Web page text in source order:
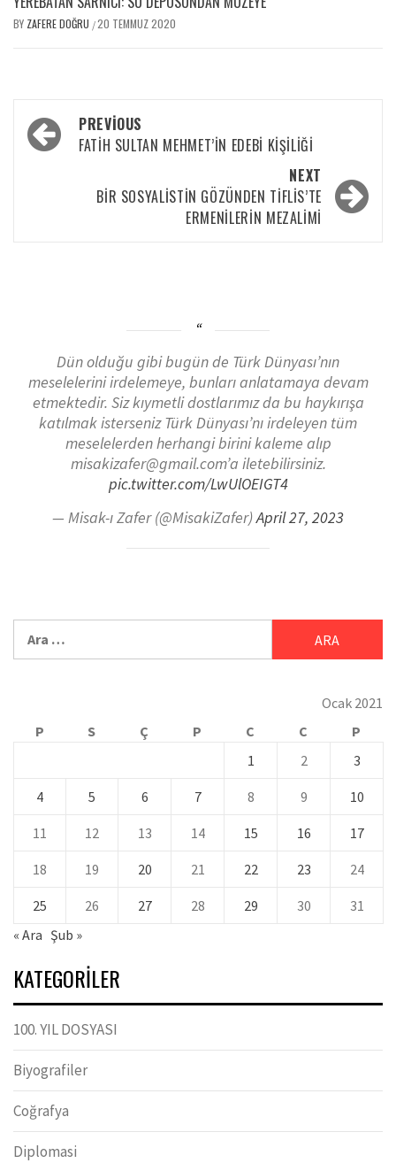
BY ZAFERE DOĞRU /20 TEMMUZ 2020
PREVIOUS
FATIH SULTAN MEHMET’IN EDEBI KIŞILIĞI
NEXT
BIR SOSYALISTIN GÖZÜNDEN TIFLIS’TE
ERMENILERIN MEZALIMI
Dün olduğu gibi bugün de Türk Dünyası’nın
meselelerini irdelemeye, bunları anlatamaya devam
etmektedir. Siz kıymetli dostlarımız da bu haykırışa
katılmak isterseniz Türk Dünyası’nı irdeleyen tüm
meselelerden herhangi birini kaleme alıp
misakizafer@gmail.com’a iletebilirsiniz.
pic.twitter.com/LwUlOEIGT4
— Misak-ı Zafer (@MisakiZafer)April 27, 2023
Ocak 2021
P
S Ç P C C
P
1
2 3
4 5 6 7 8 9 10
11 12 13 14 15 16 17
18 19 20 21 22 23 24
25 26 27 28 29 30
31
« Ara Şub »
KATEGORILER
100. YIL DOSYASI
Biyografiler
Coğrafya
Diplomasi